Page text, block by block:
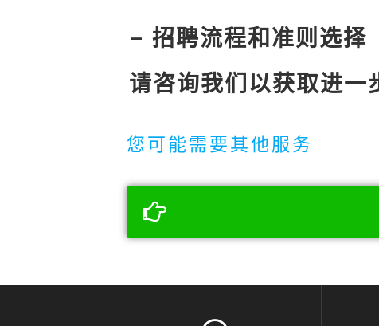
– 招聘流程和准则选择
请咨询我们以获取进一
您可能需要其他服务